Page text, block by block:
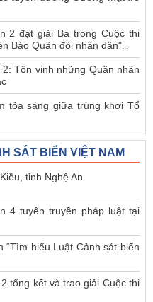
2 đạt giải Ba trong Cuộc thi
Báo Quân đội nhân dân"...
Tôn vinh những Quân nhân
tỏa sáng giữa trùng khơi Tổ
SÁT BIỂN VIỆT NAM
tỉnh Nghệ An
4 tuyên truyền pháp luật tại
hiểu Luật Cảnh sát biển
tổng kết và trao giải Cuộc thi